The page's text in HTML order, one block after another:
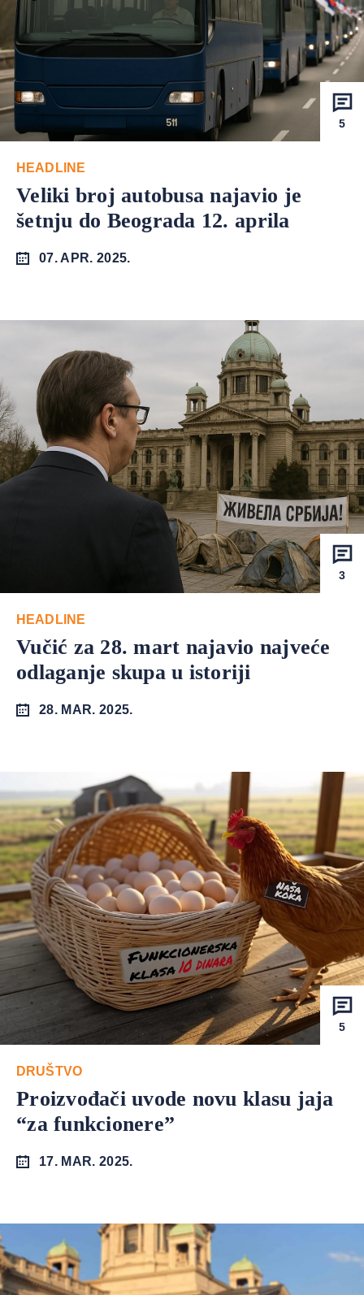
5
HEADLINE
Veliki broj autobusa najavio je
šetnju do Beograda 12. aprila
07. APR. 2025.
3
HEADLINE
Vučić za 28. mart najavio najveće
odlaganje skupa u istoriji
28. MAR. 2025.
5
DRUŠTVO
Proizvođači uvode novu klasu jaja
“za funkcionere”
17. MAR. 2025.